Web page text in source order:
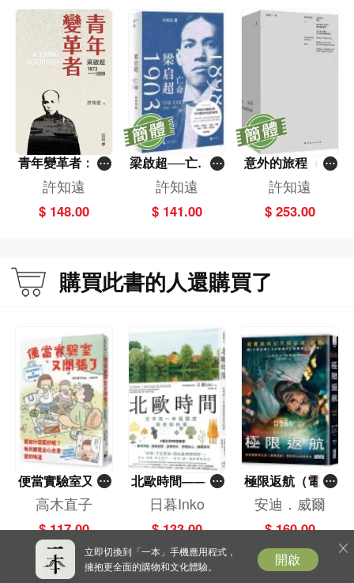
青年變革者：梁
啟超1873—189
8
許知遠
$ 148.00
梁啟超──亡命(1
898-1903)
許知遠
$ 141.00
意外的旅程（全
三冊）
許知遠
$ 253.00
購買此書的人還購買了
便當實驗室又開
張了——日日和
特別日的菜單挑
戰記
高木直子
$ 117.00
北歐時間——世
界第一幸福國度
教會我的事
日暮Inko
$ 133.00
極限返航（電影
書衣典藏版）
（獨家收錄作者
訪談）
安迪．威爾
$ 160.00
立即切換到「一本」手機應用程式，
擁抱更全面的購物和文化體驗。
開啟